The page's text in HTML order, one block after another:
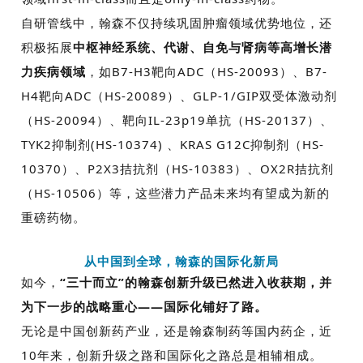
自研管线中，翰森不仅持续巩固肿瘤领域优势地位，还
积极拓展中枢神经系统、代谢、自免与肾病等高增长潜
力疾病领域 ，如B7-H3靶向ADC （ HS-20093 ）、 B7-
H4靶向ADC （ HS-20089 ）、 GLP-1/GIP双受体激动剂
（ HS-20094）、靶向IL-23p19单抗（ HS-20137 ）、
TYK2抑制剂(HS-10374) KRAS G12C抑制剂（ HS-
10370 ）、 P2X3拮抗剂（ HS-10383 ）、 OX2R拮抗剂
（ HS-10506 ）等，这些潜力产品未来均有望成为新的
重磅药物。
从中国到全球，翰森的国际化新局
如今， “三十而立”的翰森创新升级已然进入收获期，并
为下一步的战略重心——国际化铺好了路。
无论是中国创新药产业，还是翰森制药等国内药企，近
10年来，创新升级之路和国际化之路总是相辅相成。